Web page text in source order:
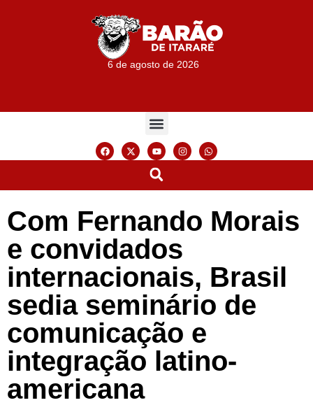
6 de agosto de 2026
Com Fernando Morais
e convidados
internacionais, Brasil
sedia seminário de
comunicação e
integração latino-
americana